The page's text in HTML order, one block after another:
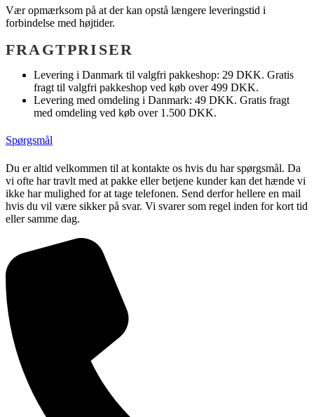
Vær opmærksom på at der kan opstå længere leveringstid i
forbindelse med højtider.
FRAGTPRISER
Levering i Danmark til valgfri pakkeshop: 29 DKK. Gratis
fragt til valgfri pakkeshop ved køb over 499 DKK.
Levering med omdeling i Danmark: 49 DKK. Gratis fragt
med omdeling ved køb over 1.500 DKK.
Spørgsmål
Du er altid velkommen til at kontakte os hvis du har spørgsmål. Da
vi ofte har travlt med at pakke eller betjene kunder kan det hænde vi
ikke har mulighed for at tage telefonen. Send derfor hellere en mail
hvis du vil være sikker på svar. Vi svarer som regel inden for kort tid
eller samme dag.